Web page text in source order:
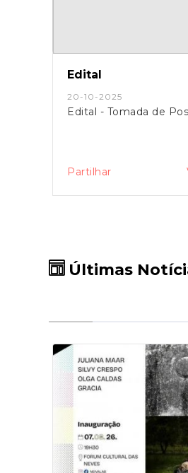
Edital
20-10-2025
Edital - Tomada de
Partilhar
Últimas